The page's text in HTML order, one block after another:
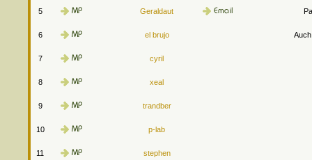
5 Geraldaut
6 el brujo
7 cyril
8 xeal
9 trandber
10 p-lab
11 stephen